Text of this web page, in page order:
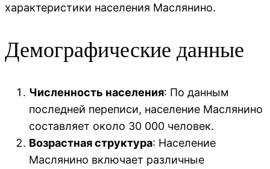
характеристики населения Маслянино.
Демографические данные
Численность населения: По данным
последней переписи, население Маслянино
составляет около 30 000 человек.
Возрастная структура: Население
Маслянино включает различные